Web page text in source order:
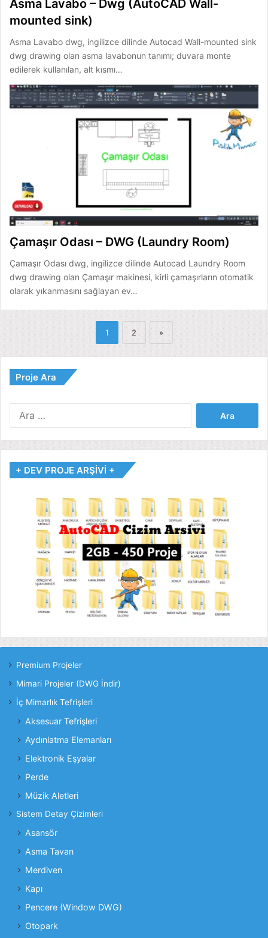
Asma Lavabo – Dwg (AutoCAD Wall-
mounted sink)
Asma Lavabo dwg, ingilizce dilinde Autocad Wall-mounted sink
dwg drawing olan asma lavabonun tanımı; duvara monte
edilerek kullanılan, alt kısmı…
Çamaşır Odası – DWG (Laundry Room)
Çamaşır Odası dwg, ingilizce dilinde Autocad Laundry Room
dwg drawing olan Çamaşır makinesi, kirli çamaşırların otomatik
olarak yıkanmasını sağlayan ev…
1 2 »
Proje Ara
+ DEV PROJE ARŞİVİ +
Premium Projeler
Mimari Projeler (DWG İndir)
İç Mimarlık Tefrişleri
Aksesuar Tefrişleri
Aydınlatma Elemanları
Elektronik Eşyalar
Perde
Müzik Aletleri
Sistem Detay Çizimleri
Asansör
Asma Tavan
Merdiven
Kapı
Pencere (Window DWG)
Otopark